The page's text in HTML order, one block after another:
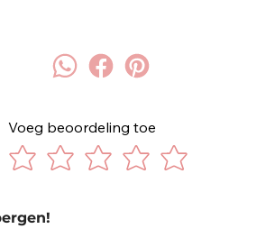
Voeg beoordeling toe